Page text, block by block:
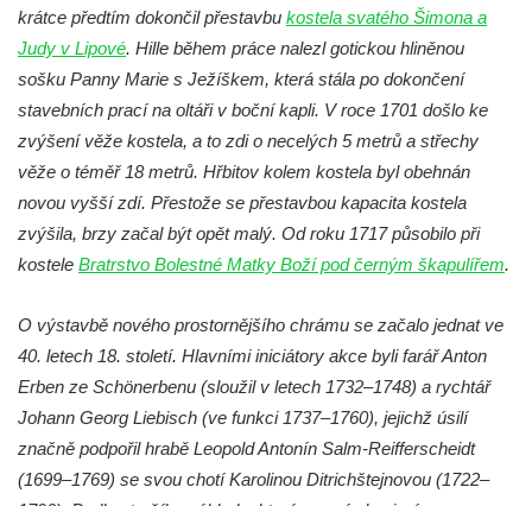
Kostel svatého Havla na hřbitově v
Hrobčicích
Kaple svatého Vavřince v Mirošovicích
Márnice na hřbitově v Račicích
Márnice na hřbitově v Dobříni
Kaple Nejsvětější Trojice v centru Liběšic
Výklenková kaple na rozcestí na jižním
Kostel svaté Kateřiny v Chouči
Kaple svatého Blažeje východně od Lužice
Márnice na hřbitově v Lužici
Kostel svatého Martina v Kozlech
krátce předtím dokončil přestavbu kostela svatého Šimona a
Judy v Lipové. Hille během práce nalezl gotickou hliněnou
sošku Panny Marie s Ježíškem, která stála po dokončení
stavebních prací na oltáři v boční kapli. V roce 1701 došlo ke
zvýšení věže kostela, a to zdi o necelých 5 metrů a střechy
věže o téměř 18 metrů. Hřbitov kolem kostela byl obehnán
novou vyšší zdí. Přestože se přestavbou kapacita kostela
zvýšila, brzy začal být opět malý. Od roku 1717 působilo při
kostele Bratrstvo Bolestné Matky Boží pod černým škapulířem.
O výstavbě nového prostornějšího chrámu se začalo jednat ve
40. letech 18. století. Hlavními iniciátory akce byli farář Anton
Erben ze Schönerbenu (sloužil v letech 1732–1748) a rychtář
Johann Georg Liebisch (ve funkci 1737–1760), jejichž úsilí
značně podpořil hrabě Leopold Antonín Salm-Reifferscheidt
(1699–1769) se svou chotí Karolinou Ditrichštejnovou (1722–